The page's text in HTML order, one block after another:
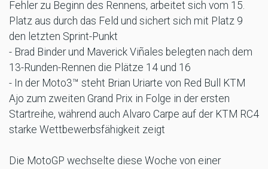
Fehler zu Beginn des Rennens, arbeitet sich vom 15.
Platz aus durch das Feld und sichert sich mit Platz 9
den letzten Sprint-Punkt
- Brad Binder und Maverick Viñales belegten nach dem
13-Runden-Rennen die Plätze 14 und 16
- In der Moto3™ steht Brian Uriarte von Red Bull KTM
Ajo zum zweiten Grand Prix in Folge in der ersten
Startreihe, während auch Alvaro Carpe auf der KTM RC4
starke Wettbewerbsfähigkeit zeigt
Die MotoGP wechselte diese Woche von einer